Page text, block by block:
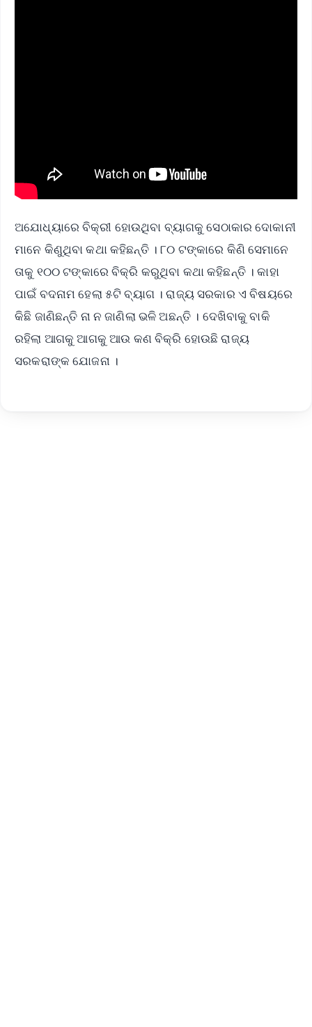
ଅଯୋଧ୍ୟାରେ ବିକ୍ରୀ ହୋଉଥିବା ବ୍ୟାଗକୁ ସେଠାକାର ଦୋକାନୀ
ମାନେ କିଣୁଥିବା କଥା କହିଛନ୍ତି । ୮୦ ଟଙ୍କାରେ କିଣି ସେମାନେ
ତାକୁ ୧୦୦ ଟଙ୍କାରେ ବିକ୍ରି କରୁଥିବା କଥା କହିଛନ୍ତି । କାହା
ପାଇଁ ବଦନାମ ହେଲା ୫ଟି ବ୍ୟାଗ । ରାଜ୍ୟ ସରକାର ଏ ବିଷୟରେ
କିଛି ଜାଣିଛନ୍ତି ନା ନ ଜାଣିଲା ଭଳି ଅଛନ୍ତି । ଦେଖିବାକୁ ବାକି
ରହିଲା ଆଗକୁ ଆଗକୁ ଆଉ କଣ ବିକ୍ରି ହୋଉଛି ରାଜ୍ୟ
ସରକରାଙ୍କ ଯୋଜନା ।